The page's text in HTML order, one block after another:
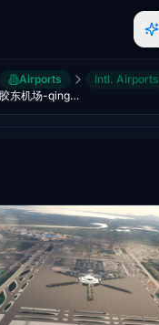
Airports
Intl. Airports
ZSQD-CHINA-青岛胶东机场-qingdaojiaodongAirport